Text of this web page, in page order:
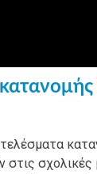
στις σχολικές